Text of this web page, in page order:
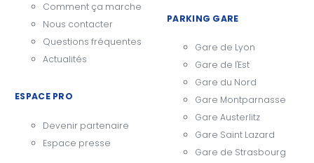
Comment ça marche
Nous contacter
Questions fréquentes
Actualités
ESPACE PRO
Devenir partenaire
Espace presse
PARKING GARE
Gare de Lyon
Gare de l'Est
Gare du Nord
Gare Montparnasse
Gare Austerlitz
Gare Saint Lazard
Gare de Strasbourg